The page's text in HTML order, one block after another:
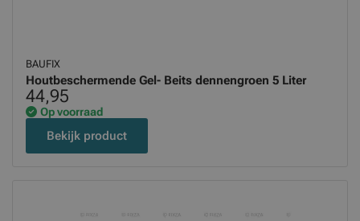
BAUFIX
Houtbeschermende Gel- Beits dennengroen 5 Liter
44,95
Op voorraad
Bekijk product